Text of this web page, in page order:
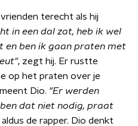
terecht als hij
in een dal zat, heb ik wel
en ben ik gaan praten met
, zegt hij. Er rustte
op het praten over je
Dio. "Er werden
dat niet nodig, praat
aldus de rapper. Dio denkt